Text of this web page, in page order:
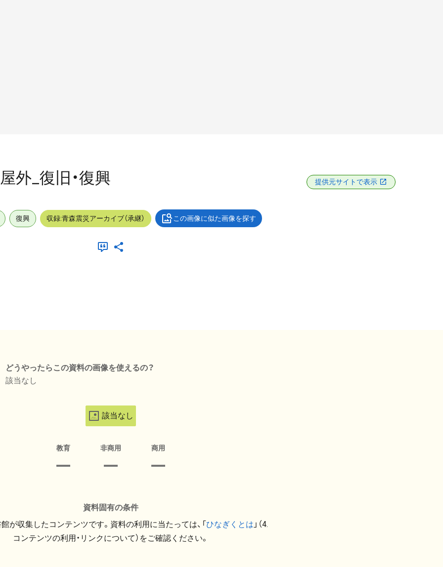
外_復旧・復興 提供元サイトで表示
復興 収録:青森震災アーカイブ（承継） この画像に似た画像を探す
どうやったらこの資料の画像を使えるの？
該当なし
該当なし
教育 非商用 商用
資料固有の条件
が収集したコンテンツです。資料の利用に当たっては、「ひなぎくとは 」（4.
コンテンツの利用・リンクについて）をご確認ください。